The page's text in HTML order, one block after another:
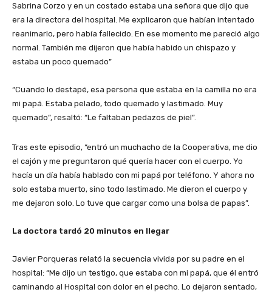
Sabrina Corzo y en un costado estaba una señora que dijo que
era la directora del hospital. Me explicaron que habían intentado
reanimarlo, pero había fallecido. En ese momento me pareció algo
normal. También me dijeron que había habido un chispazo y
estaba un poco quemado”
“Cuando lo destapé, esa persona que estaba en la camilla no era
mi papá. Estaba pelado, todo quemado y lastimado. Muy
quemado”, resaltó: “Le faltaban pedazos de piel”.
Tras este episodio, “entró un muchacho de la Cooperativa, me dio
el cajón y me preguntaron qué quería hacer con el cuerpo. Yo
hacía un día había hablado con mi papá por teléfono. Y ahora no
solo estaba muerto, sino todo lastimado. Me dieron el cuerpo y
me dejaron solo. Lo tuve que cargar como una bolsa de papas”.
La doctora tardó 20 minutos en llegar
Javier Porqueras relató la secuencia vivida por su padre en el
hospital: “Me dijo un testigo, que estaba con mi papá, que él entró
caminando al Hospital con dolor en el pecho. Lo dejaron sentado,